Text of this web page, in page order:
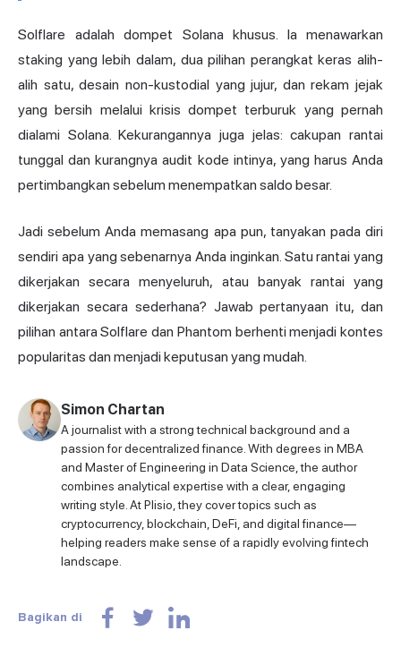
Solflare adalah dompet Solana khusus. Ia menawarkan
staking yang lebih dalam, dua pilihan perangkat keras alih-
alih satu, desain non-kustodial yang jujur, dan rekam jejak
yang bersih melalui krisis dompet terburuk yang pernah
dialami Solana. Kekurangannya juga jelas: cakupan rantai
tunggal dan kurangnya audit kode intinya, yang harus Anda
pertimbangkan sebelum menempatkan saldo besar.
Jadi sebelum Anda memasang apa pun, tanyakan pada diri
sendiri apa yang sebenarnya Anda inginkan. Satu rantai yang
dikerjakan secara menyeluruh, atau banyak rantai yang
dikerjakan secara sederhana? Jawab pertanyaan itu, dan
pilihan antara Solflare dan Phantom berhenti menjadi kontes
popularitas dan menjadi keputusan yang mudah.
Simon Chartan
A journalist with a strong technical background and a
passion for decentralized finance. With degrees in MBA
and Master of Engineering in Data Science, the author
combines analytical expertise with a clear, engaging
writing style. At Plisio, they cover topics such as
cryptocurrency, blockchain, DeFi, and digital finance—
helping readers make sense of a rapidly evolving fintech
landscape.
Bagikan di